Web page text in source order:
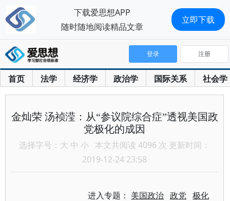
首页 法学 经济学 政治学 国际关系 社会学
登录 注册
金灿荣 汤祯滢：从“参议院综合症”透视美国政
党极化的成因
选择字号： 大 中 小 本文共阅读 4096 次 更新时间：
2019-12-24 23:58
进入专题： 美国政治 政党 极化
下载爱思想APP
随时随地阅读精品文章
立即下载